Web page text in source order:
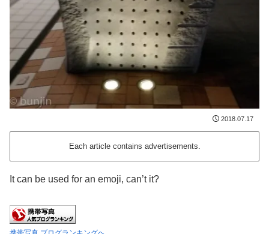
2018.07.17
Each article contains advertisements.
It can be used for an emoji, can’t it?